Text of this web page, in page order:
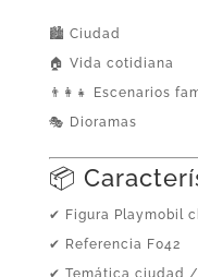
🏙️ Ciudad
🏠 Vida cotidiana
👨‍👩‍👧 Escenarios
🎭 Dioramas
📦
✔ Figura Playmobil
✔ Referencia F042
✔ Temática ciudad